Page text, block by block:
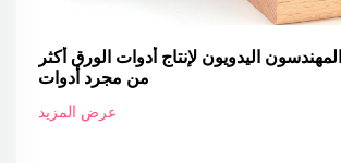
اليدويون لإنتاج أدوات الورق أكثر
من مجرد أدوات
عرض المزيد